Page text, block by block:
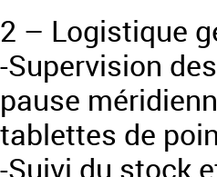
2 – Logistique
-Supervision
pause
tablettes de
-Suivi du stock